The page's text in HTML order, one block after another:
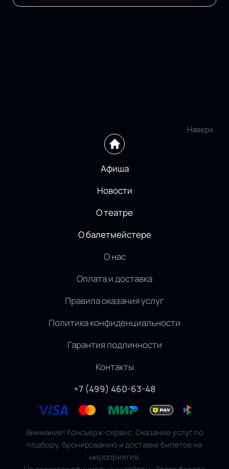
Наверх
Афиша
Новости
О театре
О балетмейстере
О нас
Оплата и доставка
Правила оказания услуг
Политика конфиденциальности
Гарантия подлинности
Контакты
+7 (499) 460-63-48
Внимание! Консьерж-сервис. Оказание услуг по
подбору, бронированию и доставке билетов на
мероприятия.